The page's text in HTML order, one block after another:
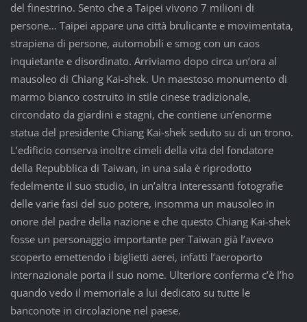
del finestrino. Sento che a Taipei vivono 7 milioni di
persone… Taipei appare una città brulicante e movimentata,
strapiena di persone, automobili e smog con un caos
inquietante e disordinato. Arriviamo dopo circa un’ora al
mausoleo di Chiang Kai-shek. Un maestoso monumento di
marmo bianco costruito in stile cinese tradizionale,
circondato da giardini e stagni, che contiene un’enorme
statua del presidente Chiang Kai-shek seduto su di un trono.
L’edificio conserva inoltre cimeli della vita del fondatore
della Repubblica di Taiwan, in una sala è riprodotto
fedelmente il suo studio, in un’altra interessanti fotografie
delle varie fasi del suo potere, insomma un mausoleo in
onore del padre della nazione e che questo Chiang Kai-shek
fosse un personaggio importante per Taiwan già l’avevo
scoperto emettendo i biglietti aerei, infatti l’aeroporto
internazionale porta il suo nome. Ulteriore conferma c’è l’ho
quando vedo il memoriale a lui dedicato su tutte le
banconote in circolazione nel paese.